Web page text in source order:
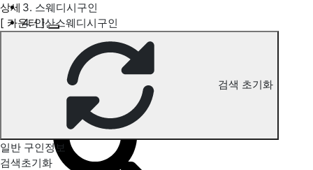
3. 스웨디시구인
4. 안산스웨디시구인
강동지역 카운터 구인정보
상세
[ 카운터 ]
검색 초기화
일반 구인정보
검색초기화